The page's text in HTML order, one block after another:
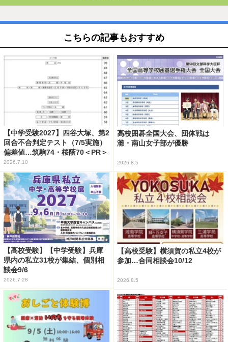
こちらの記事もおすすめ
【中学受験2027】四谷大塚、第2
回合不合判定テスト（7/5実施）
偏差値…筑駒74・桜蔭70＜PR＞
2026.7.10
高校囲碁全国大会、団体戦は
灘・南山女子部が優勝
2026.8.5
【高校受験】【中学受験】兵庫
県内の私立31校が集結、個別相
談会9/6
2026.7.28
【高校受験】横須賀の私立4校が
参加…合同相談会10/12
2026.8.5